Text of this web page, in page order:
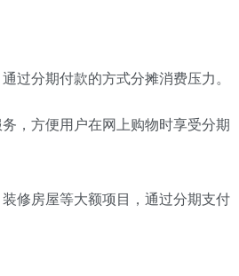
过分期付款的方式分摊消费压力。
，方便用户在网上购物时享受分期
修房屋等大额项目，通过分期支付